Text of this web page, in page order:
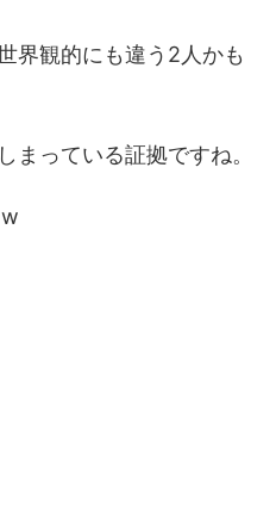
界観的にも違う2人かも
まっている証拠ですね。
w